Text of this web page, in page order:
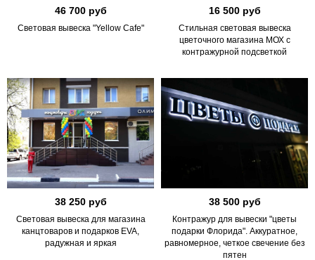
46 700 руб
Световая вывеска "Yellow Cafe"
16 500 руб
Стильная световая вывеска
цветочного магазина МОХ с
контражурной подсветкой
38 250 руб
Световая вывеска для магазина
канцтоваров и подарков EVA,
радужная и яркая
38 500 руб
Контражур для вывески "цветы
подарки Флорида". Аккуратное,
равномерное, четкое свечение без
пятен